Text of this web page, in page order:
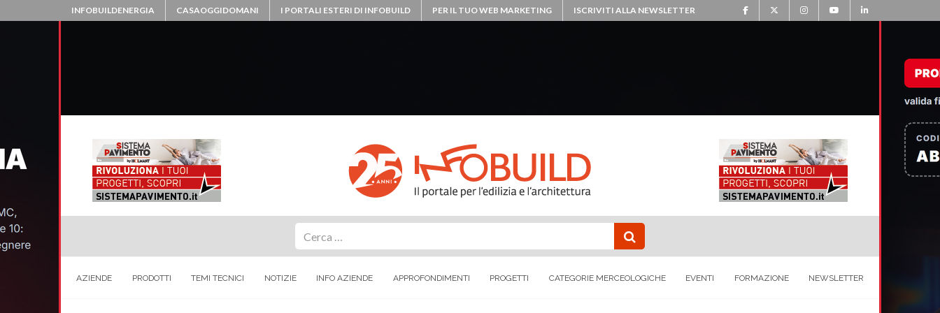
INFOBUILDENERGIA CASAOGGIDOMANI I PORTALI ESTERI DI INFOBUILD PER IL TUO WEB MARKETING ISCRIVITI ALLA NEWSLETTER
AZIENDE PRODOTTI TEMI TECNICI NOTIZIE INFO AZIENDE APPROFONDIMENTI PROGETTI CATEGORIE MERCEOLOGICHE EVENTI FORMAZIONE NEWSLETTER